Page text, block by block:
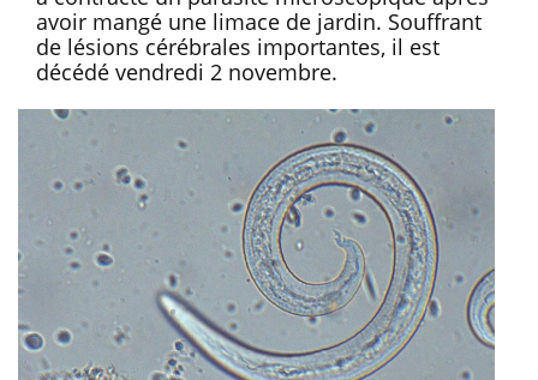
avoir mangé une limace de jardin. Souffrant
de lésions cérébrales importantes, il est
décédé vendredi 2 novembre.